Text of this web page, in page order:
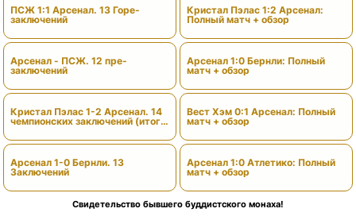
ПСЖ 1:1 Арсенал. 13 Горе-
заключений
Арсенал - ПСЖ. 12 пре-
заключений
Кристал Пэлас 1-2 Арсенал. 14
чемпионских заключений (итоги
Арсенал 1-0 Бернли. 13
Заключений
Кристал Пэлас 1:2 Арсенал:
Полный матч + обзор
Арсенал 1:0 Бернли: Полный
матч + обзор
Вест Хэм 0:1 Арсенал: Полный
матч + обзор
Арсенал 1:0 Атлетико: Полный
матч + обзор
Свидетельство бывшего буддистского монаха!